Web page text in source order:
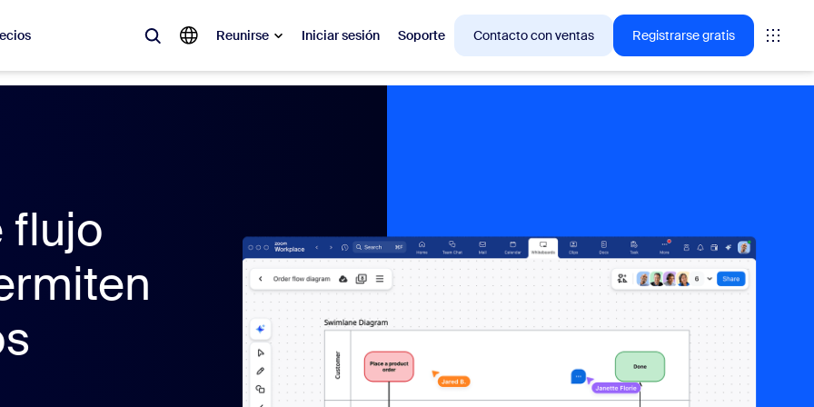
Reunirse Iniciar sesión Soporte Contacto con ventas Registrarse gratis
notas
Rooms
Canvas
de contacto
flujo